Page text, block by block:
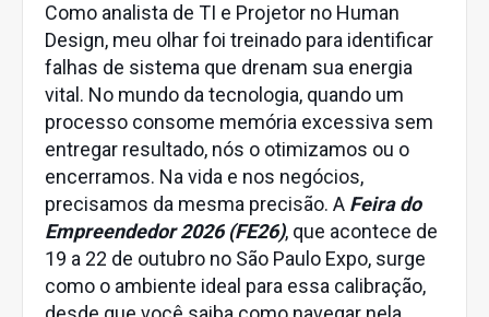
Como analista de TI e Projetor no Human
Design, meu olhar foi treinado para identificar
falhas de sistema que drenam sua energia
vital. No mundo da tecnologia, quando um
processo consome memória excessiva sem
entregar resultado, nós o otimizamos ou o
encerramos. Na vida e nos negócios,
precisamos da mesma precisão. A Feira do
Empreendedor 2026 (FE26), que acontece de
19 a 22 de outubro no São Paulo Expo, surge
como o ambiente ideal para essa calibração,